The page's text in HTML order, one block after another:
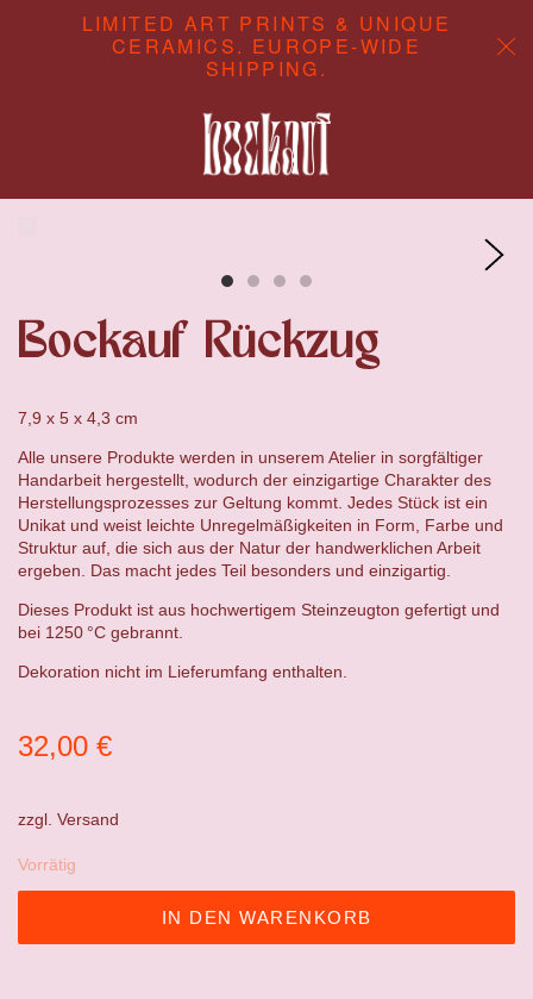
LIMITED ART PRINTS & UNIQUE
CERAMICS. EUROPE-WIDE
SHIPPING.
CONTENT STUDIO
SHOP
Bockauf Rückzug
zzgl. Versand
32,00 €
Vorrätig
IN DEN WARENKORB
7,9 x 5 x 4,3 cm
Alle unsere Produkte werden in unserem Atelier in sorgfältiger
Handarbeit hergestellt, wodurch der einzigartige Charakter des
Herstellungsprozesses zur Geltung kommt. Jedes Stück ist ein
Unikat und weist leichte Unregelmäßigkeiten in Form, Farbe und
Struktur auf, die sich aus der Natur der handwerklichen Arbeit
ergeben. Das macht jedes Teil besonders und einzigartig.
Dieses Produkt ist aus hochwertigem Steinzeugton gefertigt und
bei 1250 °C gebrannt.
Dekoration nicht im Lieferumfang enthalten.